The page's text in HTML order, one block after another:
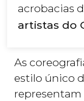
acrobacias
artistas do
As
estilo único
representam